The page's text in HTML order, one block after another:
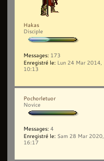
Hakas
Disciple
Messages: 173
Enregistré le: Lun 24 Mar 2014,
10:13
Pochorletuor
Novice
Messages: 4
Enregistré le: Sam 28 Mar 2020,
16:17